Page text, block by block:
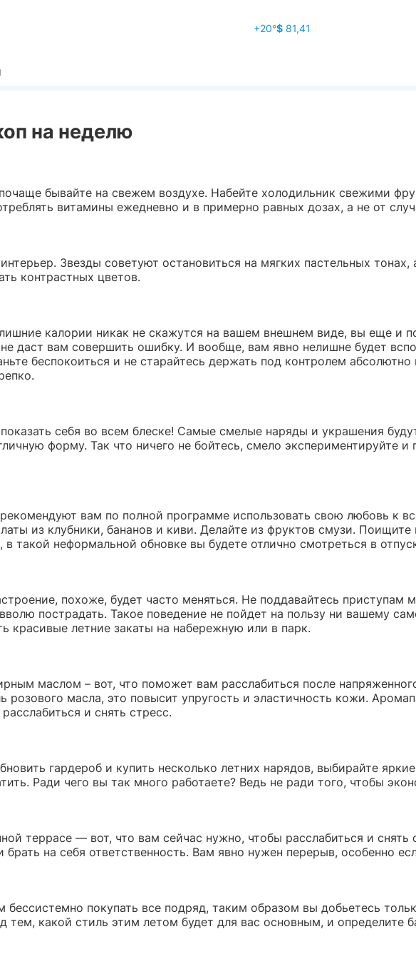
+20°$ 81,41
на неделю
бывайте на свежем воздухе. Набейте холодильник свежими
витамины ежедневно и в примерно равных дозах, а не от
Звезды советуют остановиться на мягких пастельных
контрастных цветов.
калории никак не скажутся на вашем внешнем виде, вы еще и
даст вам совершить ошибку. И вообще, вам явно нелишне будет
беспокоиться и не старайтесь держать под контролем абсолютно
себя во всем блеске! Самые смелые наряды и украшения
форму. Так что ничего не бойтесь, смело экспериментируйте
вам по полной программе использовать свою любовь к
из клубники, бананов и киви. Делайте из фруктов смузи.
такой неформальной обновке вы будете отлично смотреться в
похоже, будет часто меняться. Не поддавайтесь приступам
пострадать. Такое поведение не пойдет на пользу ни вашему
красивые летние закаты на набережную или в парк.
маслом – вот, что поможет вам расслабиться после
розового масла, это повысит упругость и эластичность кожи.
и снять стресс.
гардероб и купить несколько летних нарядов, выбирайте
Ради чего вы так много работаете? Ведь не ради того, чтобы
террасе — вот, что вам сейчас нужно, чтобы расслабиться и снять
брать на себя ответственность. Вам явно нужен перерыв, особенно
бессистемно покупать все подряд, таким образом вы добьетесь
тем, какой стиль этим летом будет для вас основным, и определите